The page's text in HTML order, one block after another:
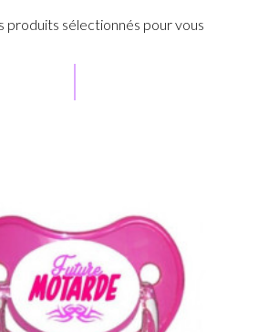
produits sélectionnés pour vous